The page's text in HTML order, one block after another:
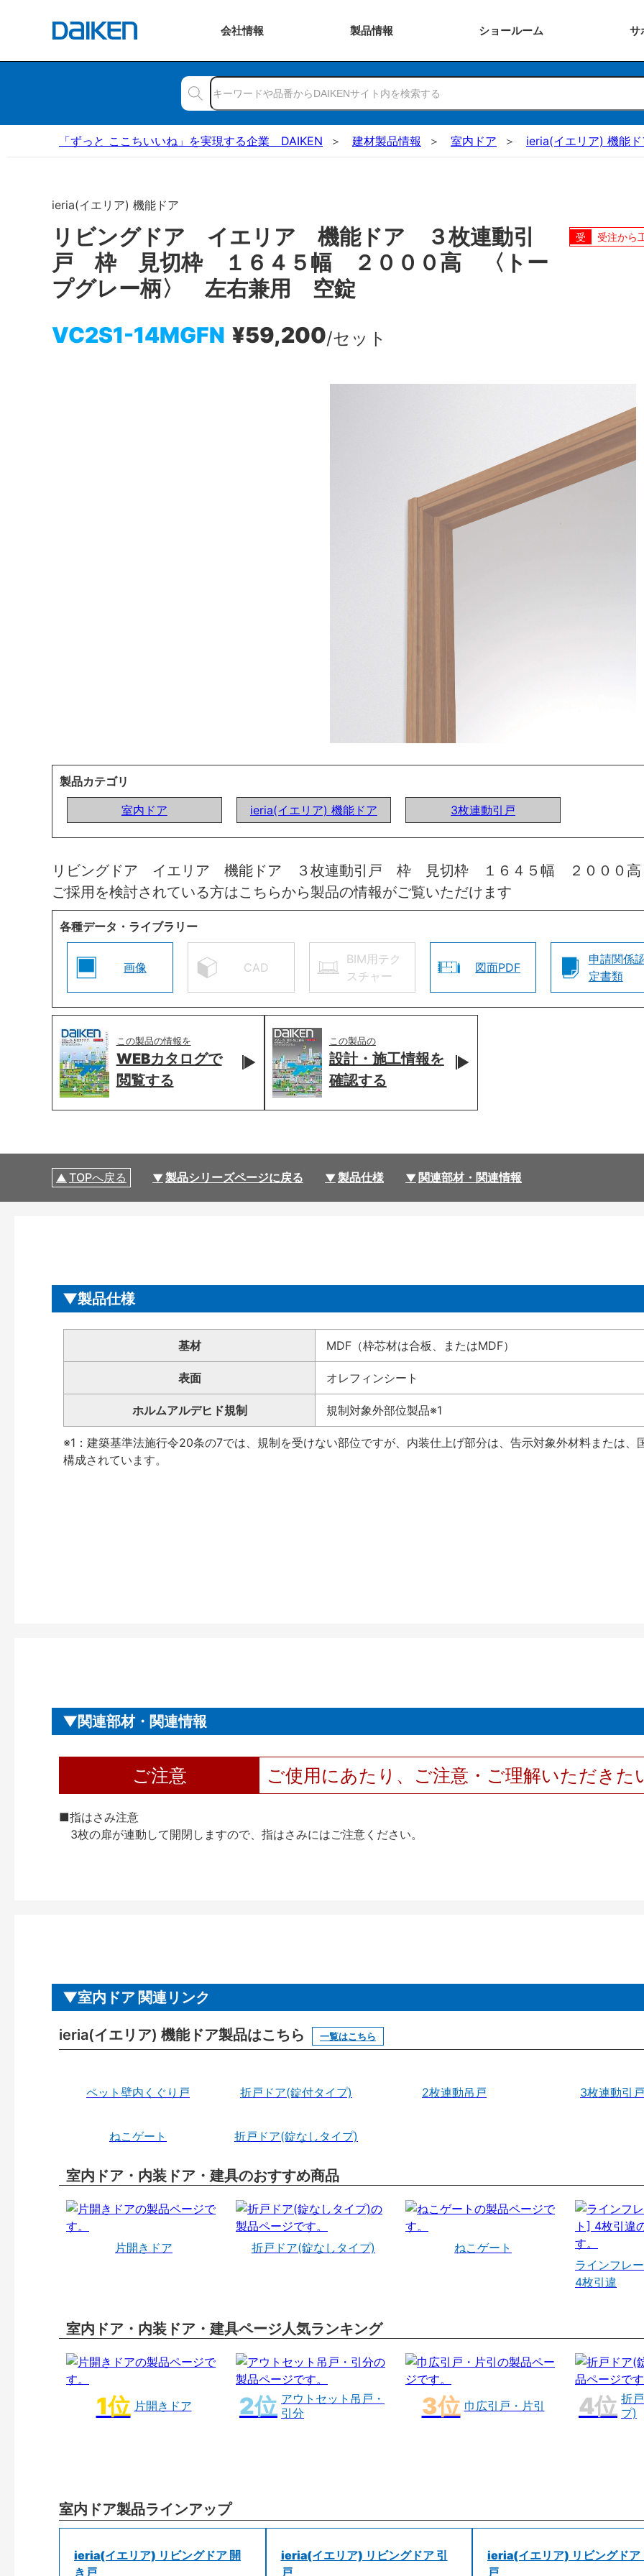
会社情報 製品情報 ショールーム サ
「ずっと ここちいいね」を実現する企業 DAIKEN 建材製品情報 室内ドア ieria(イエリア) 機能
ieria(イエリア) 機能ドア
リビングドア イエリア 機能ドア ３枚連動引
戸 枠 見切枠 １６４５幅 ２０００高 〈トー
プグレー柄〉 左右兼用 空錠
VC2S1-14MGFN ¥59,200/セット
受注から
製品カテゴリ
室内ドア
ieria(イエリア) 機能ドア 3枚連動引戸
リビングドア イエリア 機能ドア ３枚連動引戸 枠 見切枠 １６４５幅 ２０００
ご採用を検討されている方はこちらから製品の情報がご覧いただけます
各種データ・ライブラリー
画像 CAD
BIM用テク
スチャー
図面PDF
申請関係
定書類
この製品の情報を
WEBカタログで
閲覧する
この製品の
設計・施工情報を
確認する
TOPへ戻る 製品シリーズページに戻る 製品仕様 関連部材・関連情報
製品仕様
基材 MDF（枠芯材は合板、またはMDF）
表面 オレフィンシート
ホルムアルデヒド規制 規制対象外部位製品※1
※1：建築基準法施行令20条の7では、規制を受けない部位ですが、内装仕上げ部分は、告示対象外材料また
構成されています。
関連部材・関連情報
ご注意 ご使用にあたり、ご注意・ご理解いただきた
■指はさみ注意
3枚の扉が連動して開閉しますので、指はさみにはご注意ください。
室内ドア 関連リンク
ieria(イエリア) 機能ドア製品はこちら 一覧はこちら
ペット壁内くぐり戸 折戸ドア(錠付タイプ) 2枚連動吊戸 3枚連動引戸
ねこゲート 折戸ドア(錠なしタイプ)
室内ドア・内装ドア・建具のおすすめ商品
片開きドア 折戸ドア(錠なしタイプ)
ねこゲート
ラインフレ
4枚引違
室内ドア・内装ドア・建具ページ人気ランキング
片開きドア
アウトセット吊戸・
引分
巾広引戸・片引
折
プ)
室内ドア製品ラインアップ
ieria(イエリア) リビングドア 開
き戸
ieria(イエリア) リビングドア 引
戸
ieria(イエリア) リビングドア
戸